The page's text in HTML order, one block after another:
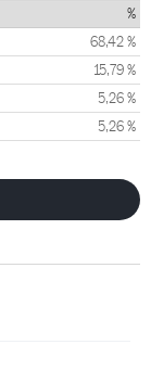
%
68,42 %
15,79 %
5,26 %
5,26 %